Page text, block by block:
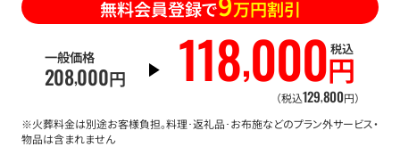
無料会員登録で 万円割引
一般価格
208,000円 118,000円
税込
（税込129,800円）
※火葬料金は別途お客様負担。料理･返礼品･お布施などのプラン外サービス・
物品は含まれません